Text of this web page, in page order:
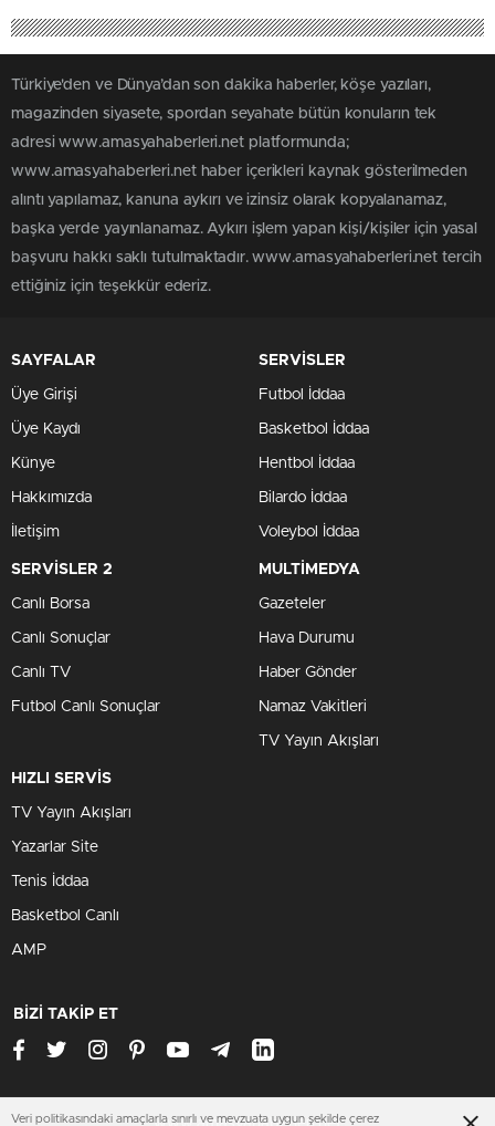
Türkiye'den ve Dünya’dan son dakika haberler, köşe yazıları,
magazinden siyasete, spordan seyahate bütün konuların tek
adresi www.amasyahaberleri.net platformunda;
www.amasyahaberleri.net haber içerikleri kaynak gösterilmeden
alıntı yapılamaz, kanuna aykırı ve izinsiz olarak kopyalanamaz,
başka yerde yayınlanamaz. Aykırı işlem yapan kişi/kişiler için yasal
başvuru hakkı saklı tutulmaktadır. www.amasyahaberleri.net tercih
ettiğiniz için teşekkür ederiz.
SAYFALAR
Üye Girişi
Üye Kaydı
Künye
Hakkımızda
İletişim
SERVİSLER
Futbol İddaa
Basketbol İddaa
Hentbol İddaa
Bilardo İddaa
Voleybol İddaa
SERVİSLER 2
Canlı Borsa
Canlı Sonuçlar
Canlı TV
Futbol Canlı Sonuçlar
MULTİMEDYA
Gazeteler
Hava Durumu
Haber Gönder
Namaz Vakitleri
TV Yayın Akışları
HIZLI SERVİS
TV Yayın Akışları
Yazarlar Site
Tenis İddaa
Basketbol Canlı
AMP
BİZİ TAKİP ET
Veri politikasındaki amaçlarla sınırlı ve mevzuata uygun şekilde çerez